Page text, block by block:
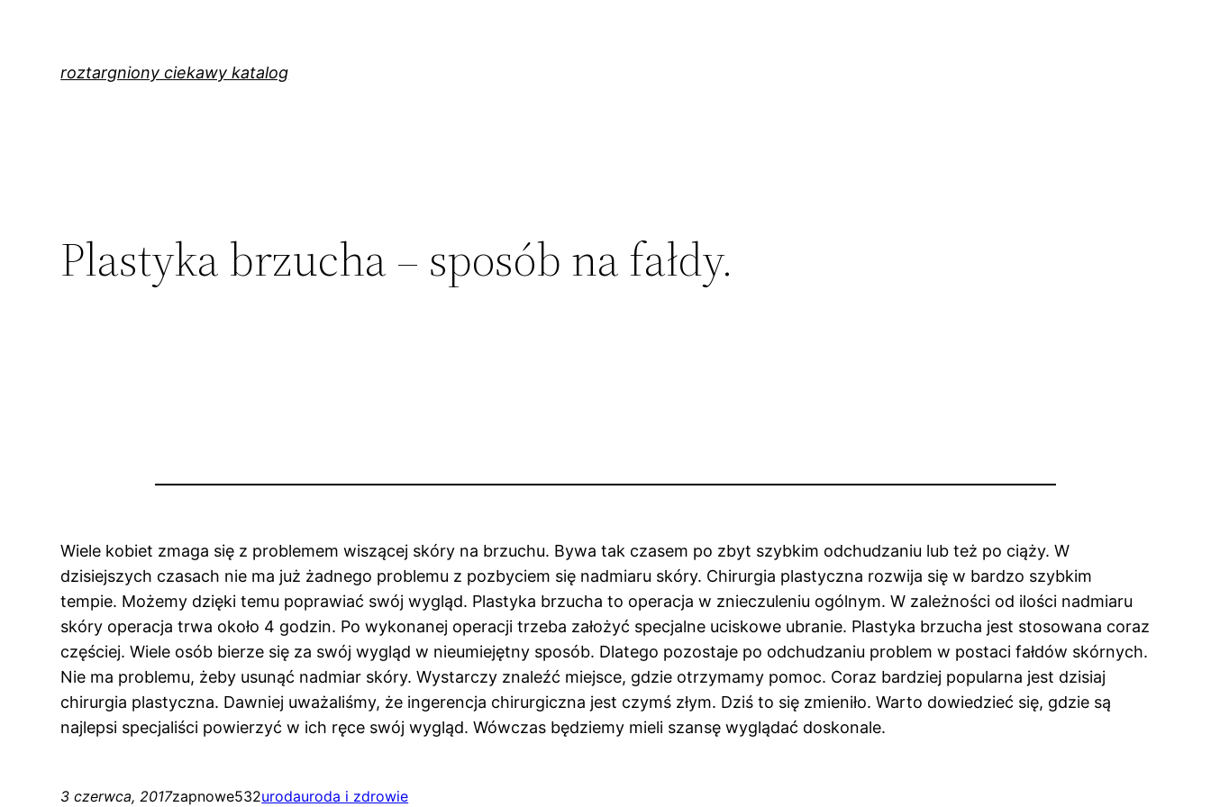
roztargniony ciekawy katalog
Plastyka brzucha – sposób na fałdy.
Wiele kobiet zmaga się z problemem wiszącej skóry na brzuchu. Bywa tak czasem po zbyt szybkim odchudzaniu lub też po ciąży. W
dzisiejszych czasach nie ma już żadnego problemu z pozbyciem się nadmiaru skóry. Chirurgia plastyczna rozwija się w bardzo szybkim
tempie. Możemy dzięki temu poprawiać swój wygląd. Plastyka brzucha to operacja w znieczuleniu ogólnym. W zależności od ilości nadmiaru
skóry operacja trwa około 4 godzin. Po wykonanej operacji trzeba założyć specjalne uciskowe ubranie. Plastyka brzucha jest stosowana coraz
częściej. Wiele osób bierze się za swój wygląd w nieumiejętny sposób. Dlatego pozostaje po odchudzaniu problem w postaci fałdów skórnych.
Nie ma problemu, żeby usunąć nadmiar skóry. Wystarczy znaleźć miejsce, gdzie otrzymamy pomoc. Coraz bardziej popularna jest dzisiaj
chirurgia plastyczna. Dawniej uważaliśmy, że ingerencja chirurgiczna jest czymś złym. Dziś to się zmieniło. Warto dowiedzieć się, gdzie są
najlepsi specjaliści powierzyć w ich ręce swój wygląd. Wówczas będziemy mieli szansę wyglądać doskonale.
3 czerwca, 2017zapnowe532urodauroda i zdrowie